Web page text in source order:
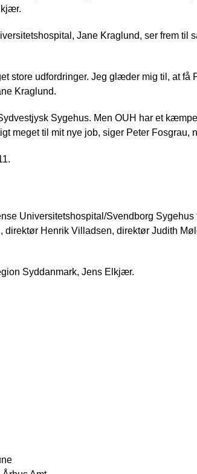
Jane Kraglund, ser frem til
store udfordringer. Jeg glæder mig til, at få
Kraglund.
Sygehus. Men OUH har et
meget til mit nye job, siger Peter Fosgrau,
Universitetshospital/Svendborg Sygehus
Henrik Villadsen, direktør Judith
Syddanmark, Jens Elkjær.